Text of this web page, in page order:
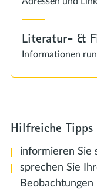
Literatur- &
Informationen
Hilfreiche
informieren Sie
sprechen Sie